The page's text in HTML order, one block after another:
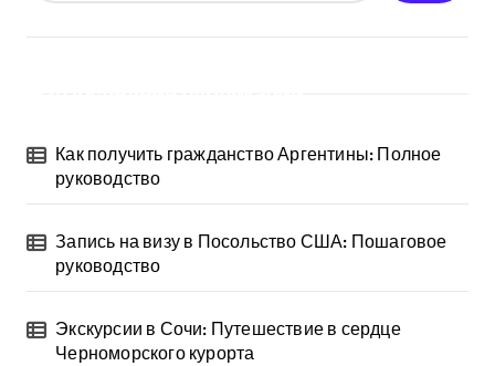
Как получить гражданство Аргентины: Полное
руководство
Запись на визу в Посольство США: Пошаговое
руководство
Экскурсии в Сочи: Путешествие в сердце
Черноморского курорта